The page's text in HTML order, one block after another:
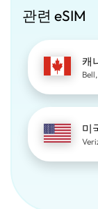
관련 eSIM
캐
미